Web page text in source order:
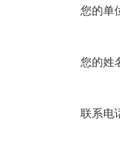
您的单
您的姓
联系电